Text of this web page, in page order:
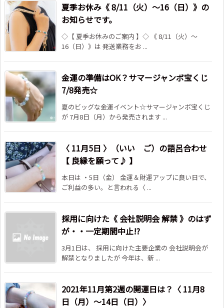
夏季お休み《 8/11（火）～16（日）》の
お知らせです。
◇【 夏季お休みのご案内 】◇ 《 8/11（火）～
16（日）》は 発送業務をお ...
金運の準備はOK？サマージャンボ宝くじ
7/8発売☆
夏のビッグな金運イベント☆サマージャンボ宝くじ
が 7月8日（月）から発売されます ...
〈 11月5日 〉（いい ご）の語呂合わせ
【 良縁を願って♪ 】
本日は ・5日（金） 金運＆財運アップに良い日で、
ご利益の多い。と言われる〈 ...
採用に向けた《 会社説明会 解禁 》のはず
が・・一定期間中止!?
3月1日は、 採用に向けた主要企業の 会社説明会が
解禁となりましたが 今年は、新 ...
2021年11月第2週の開運日は？〈 11月8
日（月）～14日（日）〉